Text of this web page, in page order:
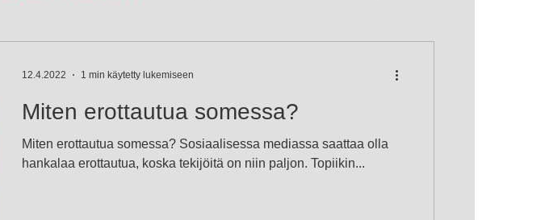
Miten erottautua somessa?
Miten erottautua somessa? Sosiaalisessa mediassa saattaa olla
hankalaa erottautua, koska tekijöitä on niin paljon. Topiikin...
12.4.2022 1 min käytetty lukemiseen